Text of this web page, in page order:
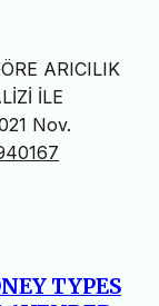
ARICILIK
İLE
Nov.
TYPES